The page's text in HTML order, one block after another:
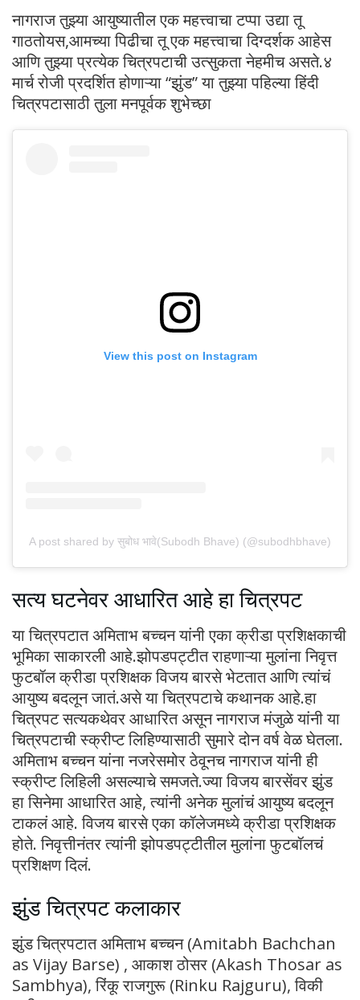
नागराज तुझ्या आयुष्यातील एक महत्त्वाचा टप्पा उद्या तू
गाठतोयस,आमच्या पिढीचा तू एक महत्त्वाचा दिग्दर्शक आहेस
आणि तुझ्या प्रत्येक चित्रपटाची उत्सुकता नेहमीच असते.४
मार्च रोजी प्रदर्शित होणाऱ्या “झुंड” या तुझ्या पहिल्या हिंदी
चित्रपटासाठी तुला मनपूर्वक शुभेच्छा
View this post on Instagram
A post shared by सुबोध भावे(Subodh Bhave) (@subodhbhave)
सत्य घटनेवर आधारित आहे हा चित्रपट
या चित्रपटात अमिताभ बच्चन यांनी एका क्रीडा प्रशिक्षकाची
भूमिका साकारली आहे.झोपडपट्टीत राहणाऱ्या मुलांना निवृत्त
फुटबॉल क्रीडा प्रशिक्षक विजय बारसे भेटतात आणि त्यांचं
आयुष्य बदलून जातं.असे या चित्रपटाचे कथानक आहे.हा
चित्रपट सत्यकथेवर आधारित असून नागराज मंजुळे यांनी या
चित्रपटाची स्क्रीप्ट लिहिण्यासाठी सुमारे दोन वर्ष वेळ घेतला.
अमिताभ बच्चन यांना नजरेसमोर ठेवूनच नागराज यांनी ही
स्क्रीप्ट लिहिली असल्याचे समजते.ज्या विजय बारसेंवर झुंड
हा सिनेमा आधारित आहे, त्यांनी अनेक मुलांचं आयुष्य बदलून
टाकलं आहे. विजय बारसे एका कॉलेजमध्ये क्रीडा प्रशिक्षक
होते. निवृत्तीनंतर त्यांनी झोपडपट्टीतील मुलांना फुटबॉलचं
प्रशिक्षण दिलं.
झुंड चित्रपट कलाकार
झुंड चित्रपटात अमिताभ बच्चन (Amitabh Bachchan
as Vijay Barse) , आकाश ठोसर (Akash Thosar as
Sambhya), रिंकू राजगुरू (Rinku Rajguru), विकी